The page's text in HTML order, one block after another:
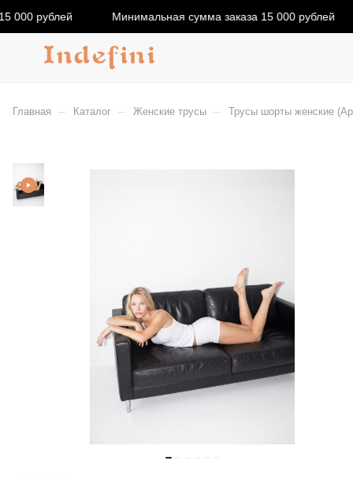
000 рублей Минимальная сумма заказа 15 000 рублей
Главная – Каталог – Женские трусы – Трусы шорты женские